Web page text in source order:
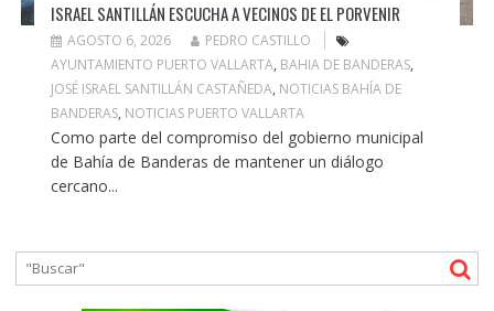
ISRAEL SANTILLÁN ESCUCHA A VECINOS DE EL PORVENIR
AGOSTO 6, 2026
PEDRO CASTILLO
AYUNTAMIENTO PUERTO VALLARTA, BAHIA DE BANDERAS,
JOSÉ ISRAEL SANTILLÁN CASTAÑEDA, NOTICIAS BAHÍA DE
BANDERAS, NOTICIAS PUERTO VALLARTA
Como parte del compromiso del gobierno municipal
de Bahía de Banderas de mantener un diálogo
cercano...